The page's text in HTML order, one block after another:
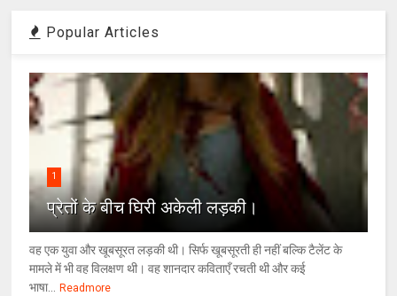
Popular Articles
1
प्रेतों के बीच घिरी अकेली लड़की।
वह एक युवा और खूबसूरत लड़की थी। सिर्फ खूबसूरती ही नहीं बल्कि टैलेंट के
मामले में भी वह विलक्षण थी। वह शानदार कविताएँ रचती थी और कई
भाषा...
Readmore